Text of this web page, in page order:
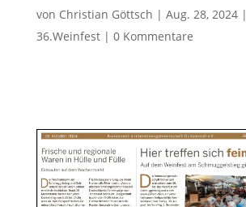
von Christian Göttsch | Aug. 28, 2024|
36.Weinfest| 0 Kommentare